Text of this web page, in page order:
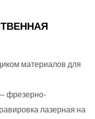
материалов для
фрезерно-
лазерная на